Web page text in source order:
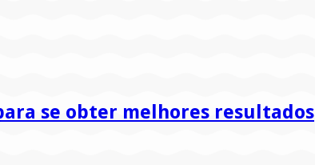
se obter melhores resultados